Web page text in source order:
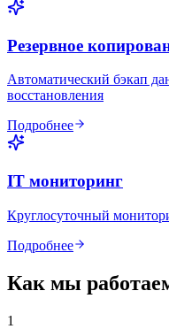
Резервное
Автоматический бэкап
восстановления
Подробнее
IT мониторинг
Круглосуточный
Подробнее
Как мы
1